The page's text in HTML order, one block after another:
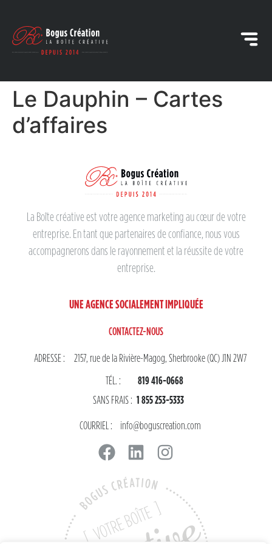
Le Dauphin – Cartes
d’affaires
La Boîte créative est votre agence marketing au cœur de votre
entreprise. En tant que partenaires de confiance, nous vous
accompagnerons dans le rayonnement et la réussite de votre
entreprise.
UNE AGENCE SOCIALEMENT IMPLIQUÉE
CONTACTEZ-NOUS
ADRESSE : 2157, rue de la Rivière-Magog, Sherbrooke (QC) J1N 2W7
TÉL. :
819 416-0668
SANS FRAIS : 1 855 253-5333
COURRIEL : info@boguscreation.com